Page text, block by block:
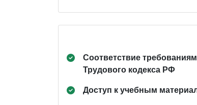
Соответствие требованиям
Трудового кодекса РФ
Доступ к учебным